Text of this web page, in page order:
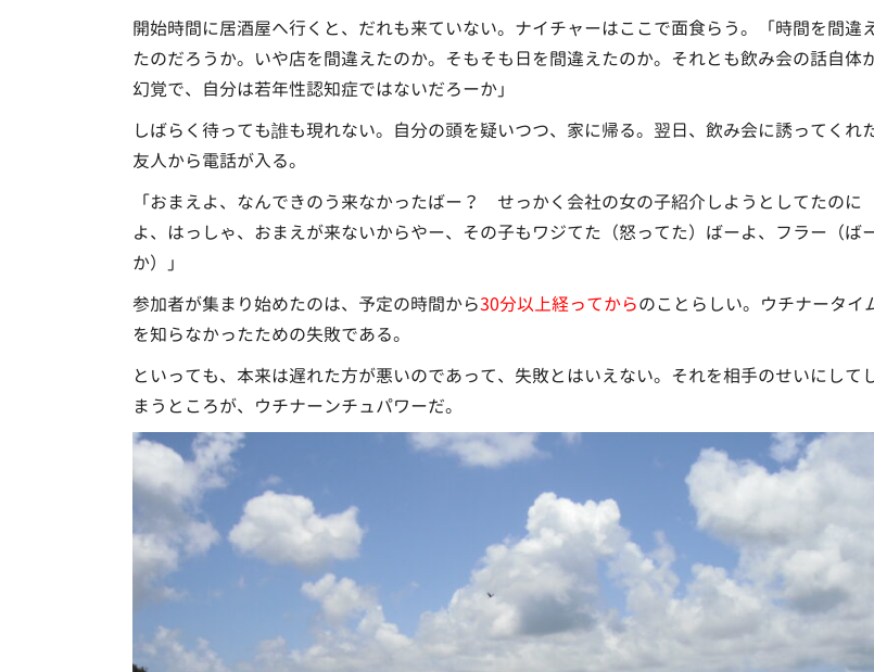
開始時間に居酒屋へ行くと、だれも来ていない。ナイチャーはここで面食らう。「時間を間違
たのだろうか。いや店を間違えたのか。そもそも日を間違えたのか。それとも飲み会の話自体
幻覚で、自分は若年性認知症ではないだろーか」
しばらく待っても誰も現れない。自分の頭を疑いつつ、家に帰る。翌日、飲み会に誘ってくれ
友人から電話が入る。
「おまえよ、なんできのう来なかったばー？ せっかく会社の女の子紹介しようとしてたのに
よ、はっしゃ、おまえが来ないからやー、その子もワジてた（怒ってた）ばーよ、フラー（ば
か）」
参加者が集まり始めたのは、予定の時間から30分以上経ってからのことらしい。ウチナータイ
を知らなかったための失敗である。
といっても、本来は遅れた方が悪いのであって、失敗とはいえない。それを相手のせいにして
まうところが、ウチナーンチュパワーだ。